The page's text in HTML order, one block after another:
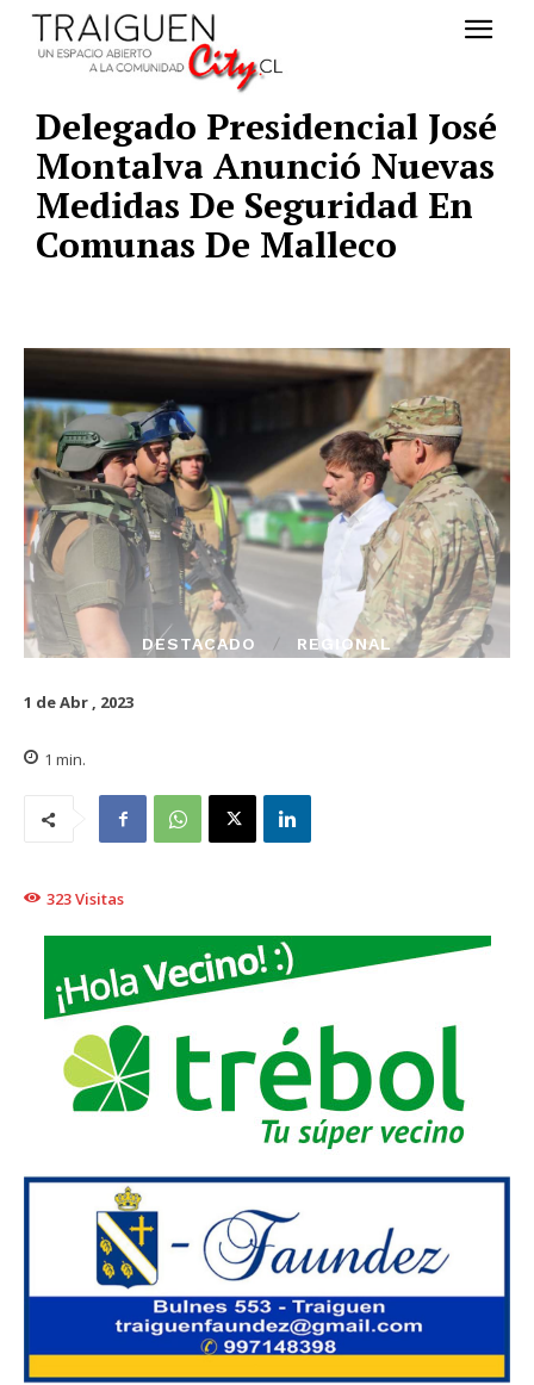
Delegado Presidencial José
Montalva Anunció Nuevas
Medidas De Seguridad En
Comunas De Malleco
DESTACADO REGIONAL
1 de Abr , 2023
1 min.
323Visitas